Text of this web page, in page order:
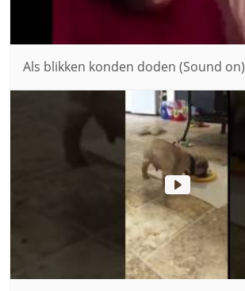
Als blikken konden doden (Sound on)